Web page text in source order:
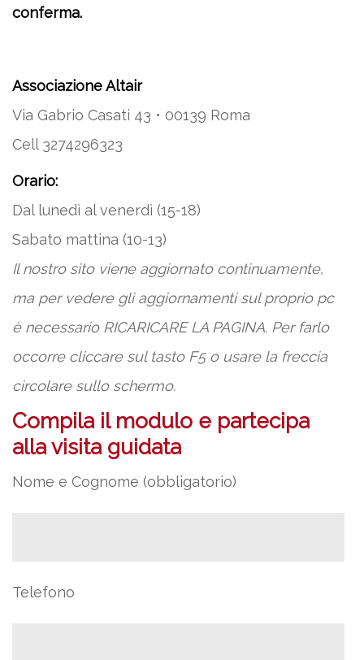
conferma.
Associazione Altair
Via Gabrio Casati 43 • 00139 Roma
Cell 3274296323
Orario:
Dal lunedì al venerdì (15-18)
Sabato mattina (10-13)
Il nostro sito viene aggiornato continuamente,
ma per vedere gli aggiornamenti sul proprio pc
è necessario RICARICARE LA PAGINA. Per farlo
occorre cliccare sul tasto F5 o usare la freccia
circolare sullo schermo.
Compila il modulo e partecipa
alla visita guidata
Nome e Cognome (obbligatorio)
Telefono